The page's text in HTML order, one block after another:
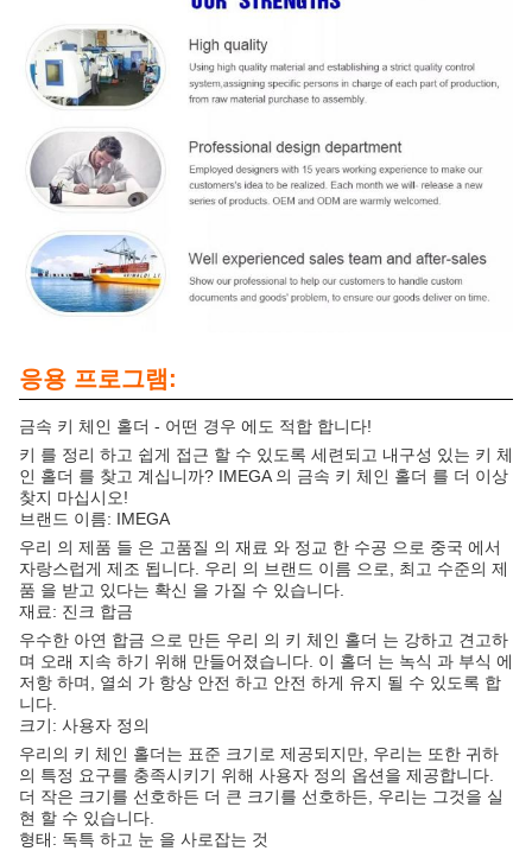
응용 프로그램:
금속 키 체인 홀더 - 어떤 경우 에도 적합 합니다!
키 를 정리 하고 쉽게 접근 할 수 있도록 세련되고 내구성 있는 키 체
인 홀더 를 찾고 계십니까? IMEGA 의 금속 키 체인 홀더 를 더 이상
찾지 마십시오!
브랜드 이름: IMEGA
우리 의 제품 들 은 고품질 의 재료 와 정교 한 수공 으로 중국 에서
자랑스럽게 제조 됩니다. 우리 의 브랜드 이름 으로, 최고 수준의 제
품 을 받고 있다는 확신 을 가질 수 있습니다.
재료: 진크 합금
우수한 아연 합금 으로 만든 우리 의 키 체인 홀더 는 강하고 견고하
며 오래 지속 하기 위해 만들어졌습니다. 이 홀더 는 녹식 과 부식 에
저항 하며, 열쇠 가 항상 안전 하고 안전 하게 유지 될 수 있도록 합
니다.
크기: 사용자 정의
우리의 키 체인 홀더는 표준 크기로 제공되지만, 우리는 또한 귀하
의 특정 요구를 충족시키기 위해 사용자 정의 옵션을 제공합니다.
더 작은 크기를 선호하든 더 큰 크기를 선호하든, 우리는 그것을 실
현 할 수 있습니다.
형태: 독특 하고 눈 을 사로잡는 것